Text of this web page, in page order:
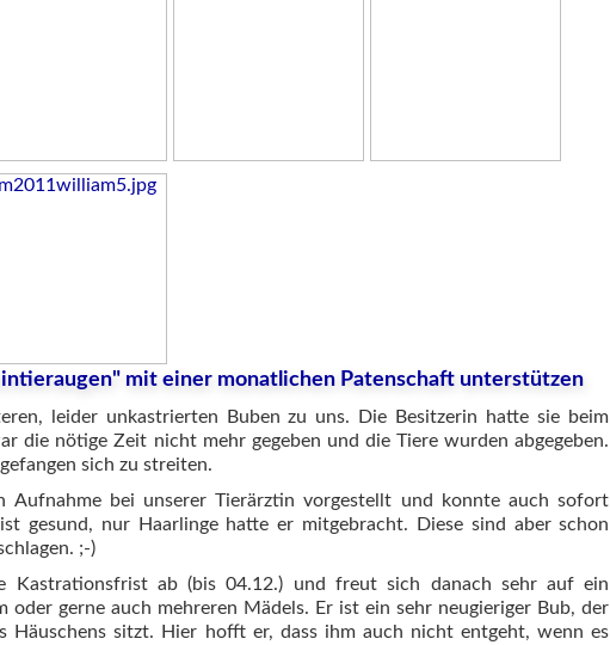
mit einer monatlichen Patenschaft unterstützen
leider unkastrierten Buben zu uns. Die Besitzerin hatte sie beim
die nötige Zeit nicht mehr gegeben und die Tiere wurden abgegeben.
sich zu streiten.
Aufnahme bei unserer Tierärztin vorgestellt und konnte auch sofort
gesund, nur Haarlinge hatte er mitgebracht. Diese sind aber schon
;-)
Kastrationsfrist ab (bis 04.12.) und freut sich danach sehr auf ein
oder gerne auch mehreren Mädels. Er ist ein sehr neugieriger Bub, der
Häuschens sitzt. Hier hofft er, dass ihm auch nicht entgeht, wenn es